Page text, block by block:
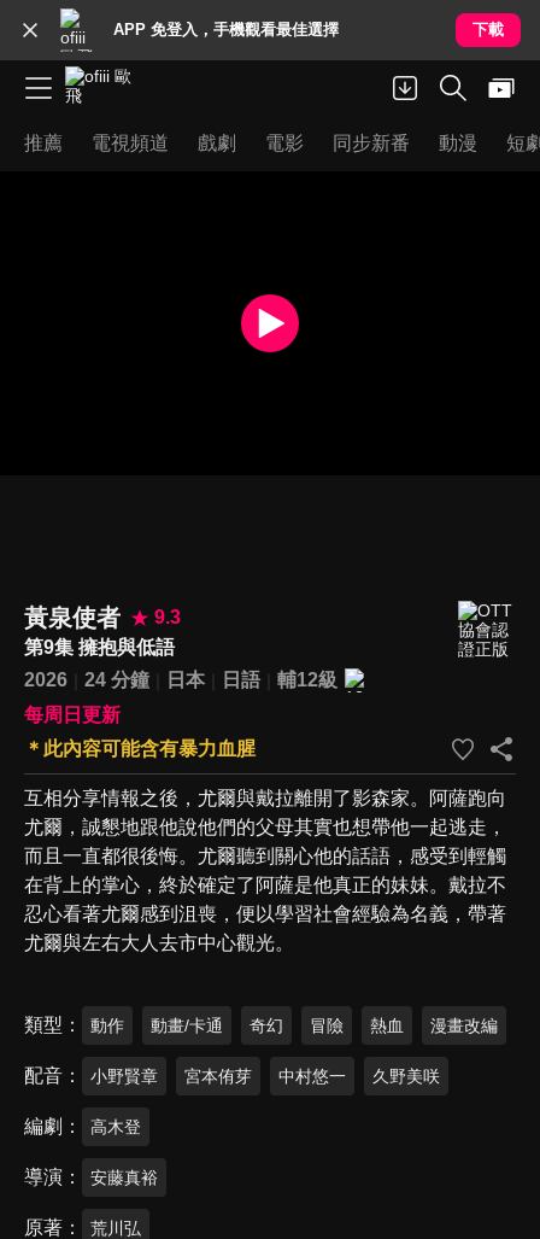
APP 免登入，手機觀看最佳選擇 下載
推薦 電視頻道 戲劇 電影 同步新番 動漫 短
黃泉使者
9.3
第9集 擁抱與低語
2026
24 分鐘 日本 日語
輔12級
每周日更新
＊此內容可能含有暴力血腥
互相分享情報之後，尤爾與戴拉離開了影森家。阿薩跑向
尤爾，誠懇地跟他說他們的父母其實也想帶他一起逃走，
而且一直都很後悔。尤爾聽到關心他的話語，感受到輕觸
在背上的掌心，終於確定了阿薩是他真正的妹妹。戴拉不
忍心看著尤爾感到沮喪，便以學習社會經驗為名義，帶著
尤爾與左右大人去市中心觀光。
類型 動作 動畫/卡通 奇幻 冒險 熱血 漫畫改編
配音 小野賢章 宮本侑芽 中村悠一 久野美咲
編劇 高木登
導演 安藤真裕
原著 荒川弘